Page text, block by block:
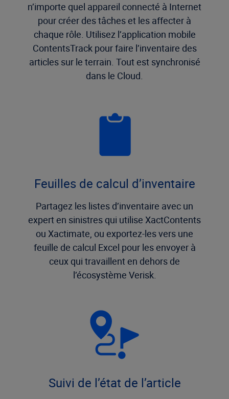
n’importe quel appareil connecté à Internet
pour créer des tâches et les affecter à
chaque rôle. Utilisez l’application mobile
ContentsTrack pour faire l’inventaire des
articles sur le terrain. Tout est synchronisé
dans le Cloud.
Feuilles de calcul d’inventaire
Partagez les listes d’inventaire avec un
expert en sinistres qui utilise XactContents
ou Xactimate, ou exportez-les vers une
feuille de calcul Excel pour les envoyer à
ceux qui travaillent en dehors de
l’écosystème Verisk.
Suivi de l’état de l’article